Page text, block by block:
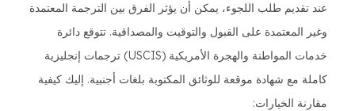
عند تقديم طلب اللجوء، يمكن أن يؤثر الفرق بين الترجمة المعتمدة
وغير المعتمدة على القبول والتوقيت والمصداقية. تتوقع دائرة
خدمات المواطنة والهجرة الأمريكية (USCIS) ترجمات إنجليزية
كاملة مع شهادة موقعة للوثائق المكتوبة بلغات أجنبية. إليك كيفية
مقارنة الخيارات: